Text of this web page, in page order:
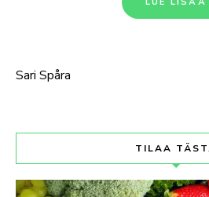
Sari Spåra
TILAA